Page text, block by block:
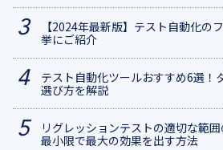
【2024年最新版】テスト自動化の
挙にご紹介
テスト自動化ツールおすすめ6選！
選び方を解説
リグレッションテストの適切な範
最小限で最大の効果を出す方法